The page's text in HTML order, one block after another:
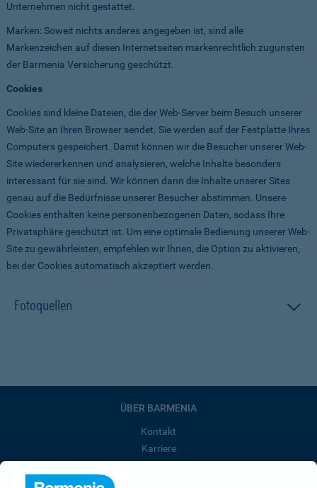
Unternehmen nicht gestattet.
Marken: Soweit nichts anderes angegeben ist, sind alle
Markenzeichen auf diesen Internetseiten markenrechtlich zugunsten
der Barmenia Versicherung geschützt.
Cookies
Cookies sind kleine Dateien, die der Web-Server beim Besuch unserer
Web-Site an Ihren Browser sendet. Sie werden auf der Festplatte Ihres
Computers gespeichert. Damit können wir die Besucher unserer Web-
Site wiedererkennen und analysieren, welche Inhalte besonders
interessant für sie sind. Wir können dann die Inhalte unserer Sites
genau auf die Bedürfnisse unserer Besucher abstimmen. Unsere
Cookies enthalten keine personenbezogenen Daten, sodass Ihre
Privatsphäre geschützt ist. Um eine optimale Bedienung unserer Web-
Site zu gewährleisten, empfehlen wir Ihnen, die Option zu aktivieren,
bei der Cookies automatisch akzeptiert werden.
Fotoquellen
ÜBER BARMENIA
Kontakt
Karriere